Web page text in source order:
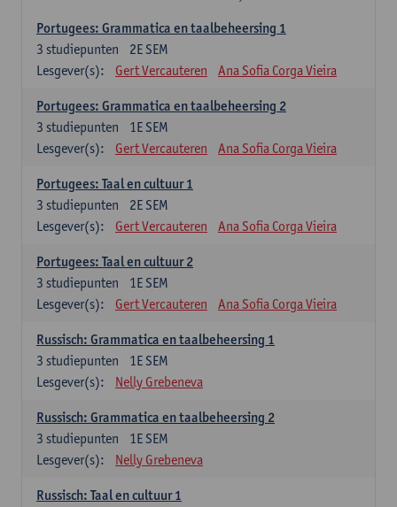
Portugees: Grammatica en taalbeheersing 1
2E SEM
3 studiepunten
Lesgever(s):
Gert Vercauteren Ana Sofia Corga Vieira
Portugees: Grammatica en taalbeheersing 2
1E SEM
3 studiepunten
Lesgever(s):
Gert Vercauteren Ana Sofia Corga Vieira
Portugees: Taal en cultuur 1
2E SEM
3 studiepunten
Lesgever(s):
Gert Vercauteren Ana Sofia Corga Vieira
Portugees: Taal en cultuur 2
1E SEM
3 studiepunten
Lesgever(s):
Gert Vercauteren Ana Sofia Corga Vieira
Russisch: Grammatica en taalbeheersing 1
1E SEM
3 studiepunten
Lesgever(s):
Nelly Grebeneva
Russisch: Grammatica en taalbeheersing 2
1E SEM
3 studiepunten
Lesgever(s):
Nelly Grebeneva
Russisch: Taal en cultuur 1